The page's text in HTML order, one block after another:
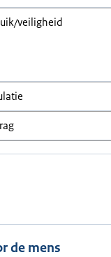
veiligheid
de mens